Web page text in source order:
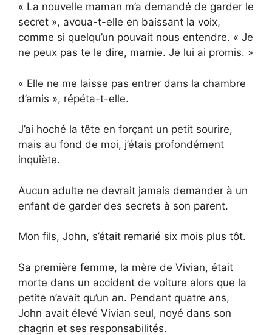
« La nouvelle maman m’a demandé de garder le
secret », avoua-t-elle en baissant la voix,
comme si quelqu’un pouvait nous entendre. « Je
ne peux pas te le dire, mamie. Je lui ai promis. »
« Elle ne me laisse pas entrer dans la chambre
d’amis », répéta-t-elle.
J’ai hoché la tête en forçant un petit sourire,
mais au fond de moi, j’étais profondément
inquiète.
Aucun adulte ne devrait jamais demander à un
enfant de garder des secrets à son parent.
Mon fils, John, s’était remarié six mois plus tôt.
Sa première femme, la mère de Vivian, était
morte dans un accident de voiture alors que la
petite n’avait qu’un an. Pendant quatre ans,
John avait élevé Vivian seul, noyé dans son
chagrin et ses responsabilités.